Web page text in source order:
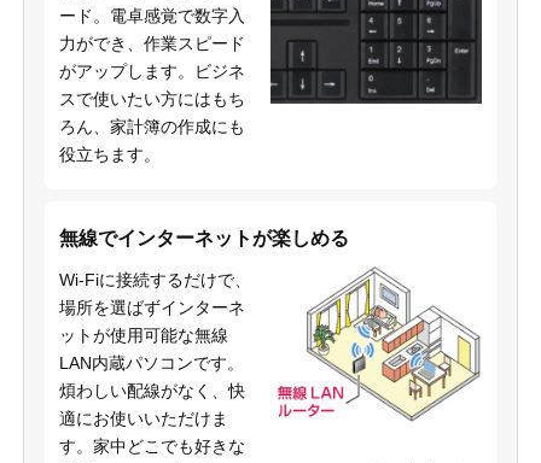
ード。電卓感覚で数字入
力ができ、作業スピード
がアップします。ビジネ
スで使いたい方にはもち
ろん、家計簿の作成にも
役立ちます。
無線でインターネットが楽しめる
Wi-Fiに接続するだけで、
場所を選ばずインターネ
ットが使用可能な無線
LAN内蔵パソコンです。
煩わしい配線がなく、快
適にお使いいただけま
す。家中どこでも好きな